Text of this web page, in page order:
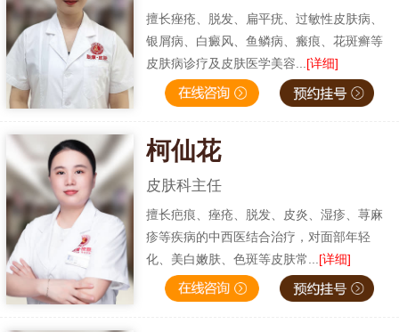
擅长痤疮、脱发、扁平疣、过敏性皮肤病、
银屑病、白癜风、鱼鳞病、瘢痕、花斑癣等
皮肤病诊疗及皮肤医学美容... [详细]
柯仙花
皮肤科主任
擅长疤痕、痤疮、脱发、皮炎、湿疹、荨麻
疹等疾病的中西医结合治疗，对面部年轻
化、美白嫩肤、色斑等皮肤常... [详细]